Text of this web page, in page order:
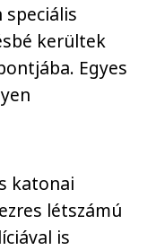
kerültek
Egyes
katonai
létszámú
is